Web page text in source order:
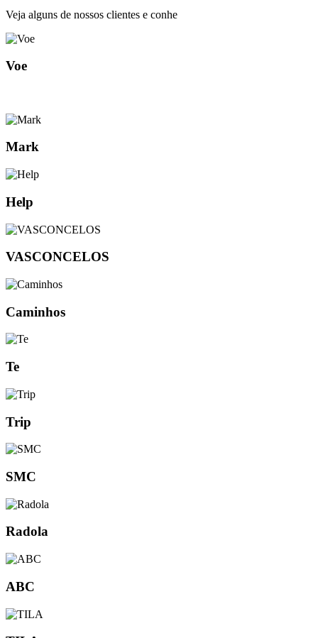
Veja alguns de nossos clientes e conhe
Voe
Mark
Help
VASCONCELOS
Caminhos
Te
Trip
SMC
Radola
ABC